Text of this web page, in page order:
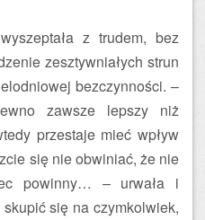
z trudem, bez
zesztywniałych strun
bezczynności. –
zawsze lepszy niż
przestaje mieć wpływ
się nie obwiniać, że nie
powinny… – urwała i
się na czymkolwiek,